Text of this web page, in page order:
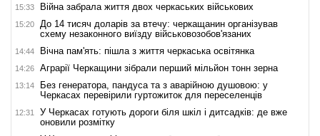
15:33 Війна забрала життя двох черкаських військових
15:20
До 14 тисяч доларів за втечу: черкащанин організував
схему незаконного виїзду військовозобов'язаних
14:44 Вічна пам'ять: пішла з життя черкаська освітянка
14:26 Аграрії Черкащини зібрали перший мільйон тонн зерна
13:14
Без генератора, пандуса та з аварійною душовою: у
Черкасах перевірили гуртожиток для переселенців
12:31
У Черкасах готують дороги біля шкіл і дитсадків: де вже
оновили розмітку